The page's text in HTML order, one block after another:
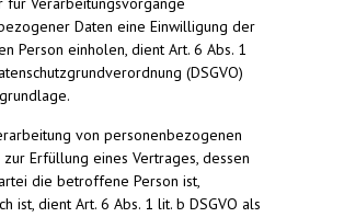
Daten eine Einwilligung der
Person einholen, dient Art. 6 Abs. 1
(DSGVO)
von personenbezogenen
zur Erfüllung eines Vertrages, dessen
die betroffene Person ist,
ist, dient Art. 6 Abs. 1 lit. b DSGVO als